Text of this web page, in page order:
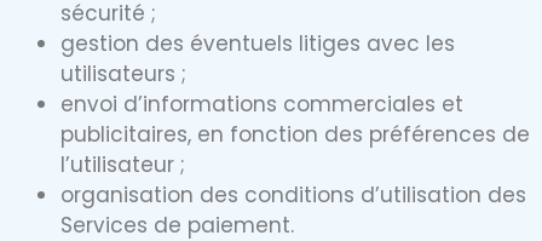
sécurité ;
gestion des éventuels litiges avec les
utilisateurs ;
envoi d’informations commerciales et
publicitaires, en fonction des préférences de
l’utilisateur ;
organisation des conditions d’utilisation des
Services de paiement.